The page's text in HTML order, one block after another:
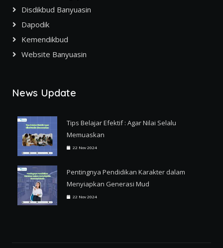
Disdikbud Banyuasin
Dapodik
Kemendikbud
Website Banyuasin
News Update
Tips Belajar Efektif : Agar Nilai Selalu
Memuaskan
22 Nov 2024
Pentingnya Pendidikan Karakter dalam
Menyiapkan Generasi Mud
22 Nov 2024